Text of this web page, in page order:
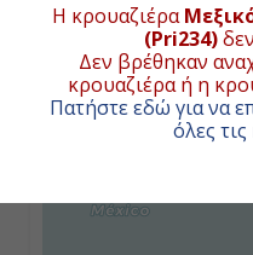
Η κρουαζιέρα
(Pri234)
Δεν βρέθηκαν
κρουαζιέρα ή η
Πατήστε εδώ για να
όλες
Συνολική απόσταση
+